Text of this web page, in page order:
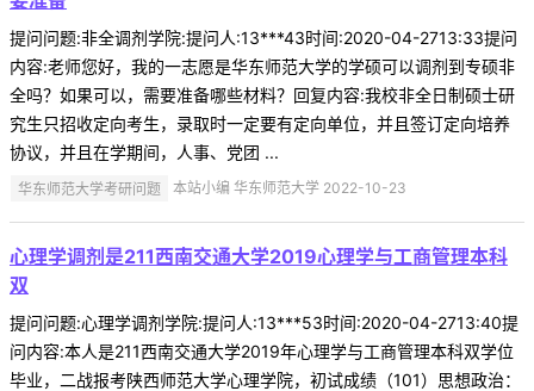
提问问题:非全调剂学院:提问人:13***43时间:2020-04-2713:33提问
内容:老师您好，我的一志愿是华东师范大学的学硕可以调剂到专硕非
全吗？如果可以，需要准备哪些材料？回复内容:我校非全日制硕士研
究生只招收定向考生，录取时一定要有定向单位，并且签订定向培养
协议，并且在学期间，人事、党团 ...
华东师范大学考研问题 本站小编 华东师范大学 2022-10-23
心理学调剂是211西南交通大学2019心理学与工商管理本科
双
提问问题:心理学调剂学院:提问人:13***53时间:2020-04-2713:40提
问内容:本人是211西南交通大学2019年心理学与工商管理本科双学位
毕业，二战报考陕西师范大学心理学院，初试成绩（101）思想政治：